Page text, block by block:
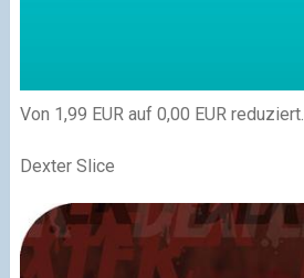
Von 1,99 EUR auf 0,00 EUR reduziert.
Dexter Slice